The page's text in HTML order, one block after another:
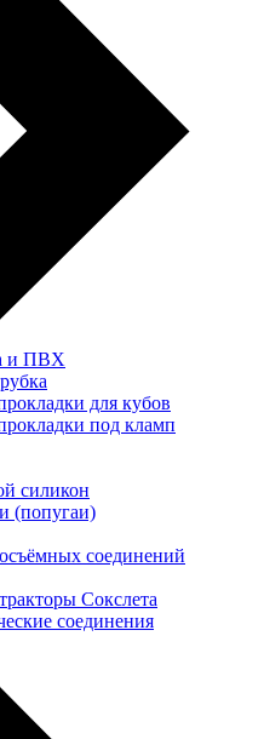
и ПВХ
для кубов
под кламп
силикон
(попугаи)
соединений
Сокслета
соединения